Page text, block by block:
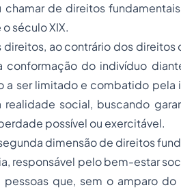
chamar de direitos
século XIX.
direitos, ao contrário dos
conformação do indivíduo
a ser limitado e combatido pela
realidade social, buscando
possível ou exercitável.
dimensão de direitos
responsável pelo bem-estar
que, sem o amparo